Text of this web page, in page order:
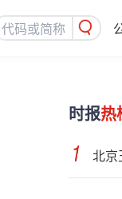
时报热
北京